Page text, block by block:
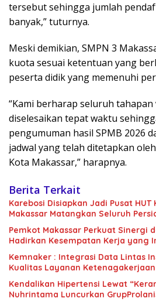
tersebut sehingga jumlah
banyak,” tuturnya.
Meski demikian, SMPN 3
kuota sesuai ketentuan yang
peserta didik yang memenuhi
“Kami berharap seluruh
diselesaikan tepat waktu
pengumuman hasil SPMB 2026
jadwal yang telah ditetapkan
Kota Makassar,” harapnya.
Berita Terkait
Karebosi Disiapkan Jadi Pusat HUT
Makassar Matangkan Seluruh
Pemkot Makassar Perkuat Sinergi
Hadirkan Kesempatan Kerja yang
Kemnaker : Integrasi Data Lintas
Kualitas Layanan Ketenagakerjaan
Kendalikan Hipertensi Lewat
Nuhrintama Luncurkan